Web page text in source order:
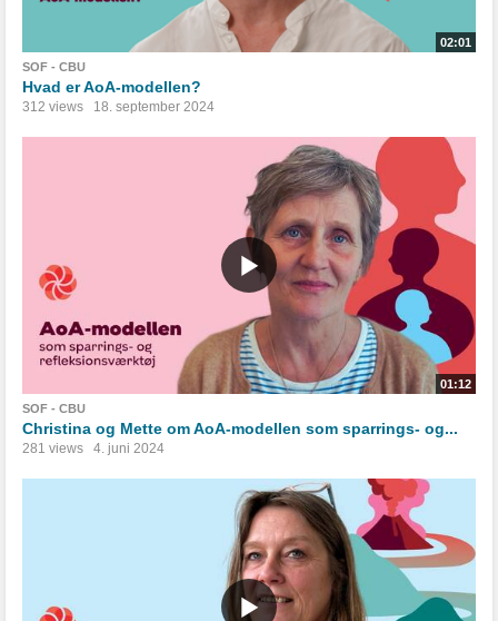
02:01
SOF - CBU
Hvad er AoA-modellen?
312 views 18. september 2024
01:12
SOF - CBU
Christina og Mette om AoA-modellen som sparrings- og...
281 views 4. juni 2024